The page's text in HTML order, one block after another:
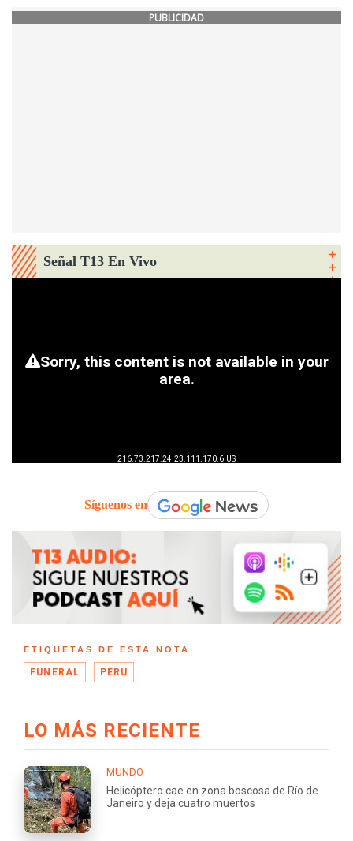
PUBLICIDAD
Señal T13 En Vivo
Síguenos en
ETIQUETAS DE ESTA NOTA
FUNERAL PERÚ
LO MÁS RECIENTE
MUNDO
Helicóptero cae en zona boscosa de Río de
Janeiro y deja cuatro muertos